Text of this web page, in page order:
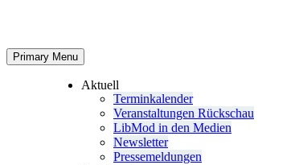
Primary Menu
Aktuell
Termin­ka­lender
Veran­stal­tungen Rückschau
LibMod in den Medien
Newsletter
Presse­mel­dungen